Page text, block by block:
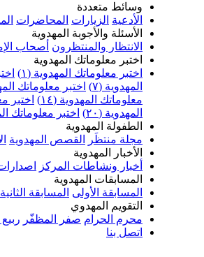
وسائط متعددة
الأدعية الزيارات المحاضرات
الأسئلة والأجوبة المهدوية
الانتظار والمنتظرون أصحاب
اختبر معلوماتك المهدوية
اختبر معلوماتك المهدوية (١)
المهدوية (٧)
اختبر معلوماتك
معلوماتك المهدوية (١٤)
اختبر
المهدوية (٢٠)
اختبر معلوماتك
الطفولة المهدوية
مجلة منتظَر
القصص المهدوية
الأخبار المهدوية
أخبار ونشاطات المركز
المسابقات المهدوية
المسابقة الأولى المسابقة الثانية
التقويم المهدوي
محرم الحرام صفر المظفّر
اتصل بنا